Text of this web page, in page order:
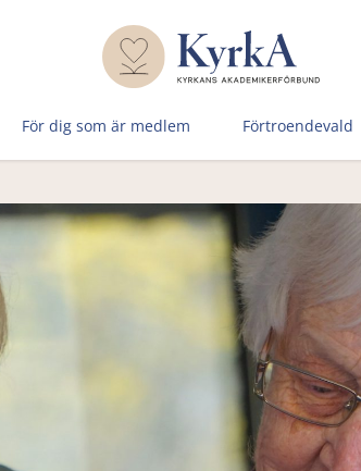
För dig som är medlem Förtroen­devald